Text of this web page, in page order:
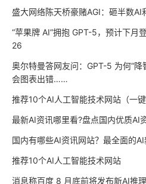
盛大网络陈天桥豪赌AGI：砸半数AI
“苹果牌 AI”拥抱 GPT-5，预计下月
26
奥尔特曼答网友问：GPT-5 为何“
会图表出错……
推荐10个AI人工智能技术网站（一键
最新AI资讯哪里看?盘点国内优质AI
国内有哪些AI资讯网站？最全面的
推荐10个AI人工智能技术网站
消息称百度 8 月底前将发布新AI推